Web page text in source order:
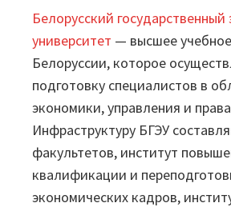
Интеграции
Библиотеки компонентов
Обучение
Быстрый старт
Loginom.Навыки
Мастерская Loginom
Белорусский
университет — высшее
Белоруссии, которое
подготовку специалистов в
экономики, управления и
Инфраструктуру БГЭУ
факультетов, институт
квалификации и
экономических кадров,